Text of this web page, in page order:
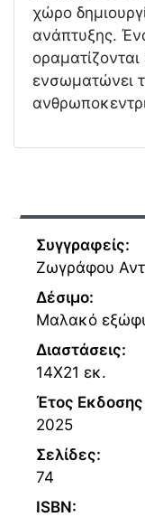
χώρο
ανάπτυξης.
ενσωματώνει
Συγγραφείς:
Ζωγράφου
Δέσιμο:
Μαλακό
Διαστάσεις:
14Χ21 εκ.
Έτος Εκδοσης
2025
Σελίδες:
74
ISBN: